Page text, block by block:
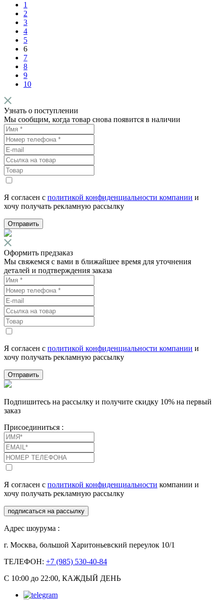
1
2
3
4
5
6
7
8
9
10
Узнать о поступлении
Мы сообщим, когда товар снова появится в наличии
Я согласен с политикой конфиденциальности компании и
хочу получать рекламную рассылку
Отправить
Оформить предзаказ
Мы свяжемся с вами в ближайшее время для уточнения
деталей и подтверждения заказа
Я согласен с политикой конфиденциальности компании и
хочу получать рекламную рассылку
Отправить
Подпишитесь на рассылку и получите скидку 10% на первый
заказ
Присоединиться :
Я согласен с политикой конфиденциальности компании и
хочу получать рекламную рассылку
подписаться на рассылку
Адрес шоурума :
г. Москва, большой Харитоньевский переулок 10/1
ТЕЛЕФОН: +7 (985) 530-40-84
С 10:00 до 22:00, КАЖДЫЙ ДЕНЬ